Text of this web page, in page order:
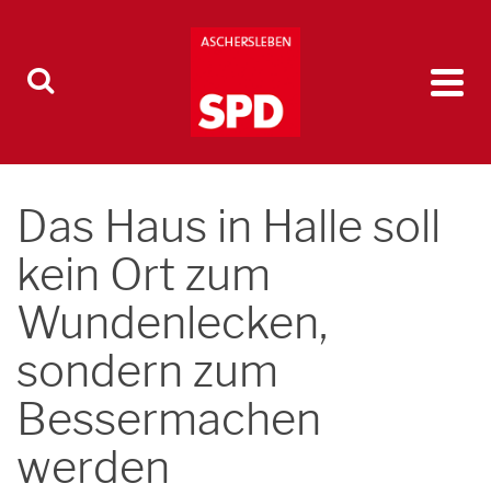
Das Haus in Halle soll
kein Ort zum
Wundenlecken,
sondern zum
Bessermachen
werden